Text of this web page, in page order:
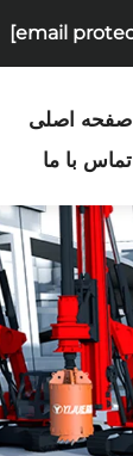
صفحه اصلی
تماس با ما